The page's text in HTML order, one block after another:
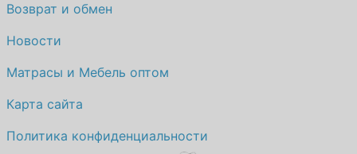
Возврат и обмен
Новости
Матрасы и Мебель оптом
Карта сайта
Политика конфиденциальности